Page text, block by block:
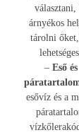
választani,
árnyékos
tárolni
– Eső és
esővíz és a